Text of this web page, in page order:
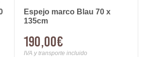
Espejo marco Blau 70 x
135cm
190,00€
IVA y transporte incluido